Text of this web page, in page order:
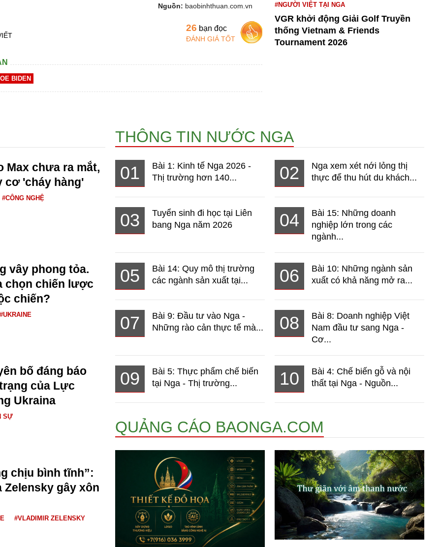
Nguồn: baobinhthuan.com.vn
26 bạn đọc
ĐÁNH GIÁ TỐT
BIDEN
#NGƯỜI VIỆT TẠI NGA
VGR khởi động Giải Golf Truyền
thống Vietnam & Friends
Tournament 2026
Max chưa ra mắt,
cơ 'cháy hàng'
#CÔNG NGHỆ
vây phong tỏa.
chọn chiến lược
chiến?
#UKRAINE
bố đáng báo
của Lực
Ukraina
SỰ
chịu bình tĩnh”:
Zelensky gây xôn
#VLADIMIR ZELENSKY
THÔNG TIN NƯỚC NGA
01
Bài 1: Kinh tế Nga 2026 -
Thị trường hơn 140...
02
Nga xem xét nới lỏng thị
thực để thu hút du khách...
03
Tuyển sinh đi học tại Liên
bang Nga năm 2026
04
Bài 15: Những doanh
nghiệp lớn trong các
ngành...
05
Bài 14: Quy mô thị trường
các ngành sản xuất tại...
06
Bài 10: Những ngành sản
xuất có khả năng mở ra...
07
Bài 9: Đầu tư vào Nga -
Những rào cản thực tế mà...
08
Bài 8: Doanh nghiệp Việt
Nam đầu tư sang Nga -
Cơ...
09
Bài 5: Thực phẩm chế biến
tại Nga - Thị trường...
10
Bài 4: Chế biến gỗ và nội
thất tại Nga - Nguồn...
QUẢNG CÁO BAONGA.COM